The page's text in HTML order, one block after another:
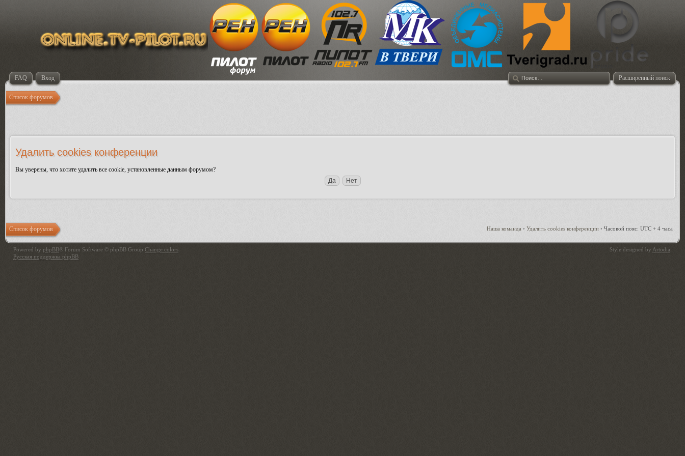
Расширенный поиск
FAQ Вход
Список форумов
Удалить cookies конференции
Вы уверены, что хотите удалить все cookie, установленные данным форумом?
Наша команда • Удалить cookies конференции • Часовой пояс: UTC + 4 часа
Список форумов
Powered by phpBB® Forum Software © phpBB Group Change colors
Русская поддержка phpBB
Style designed by Artodia